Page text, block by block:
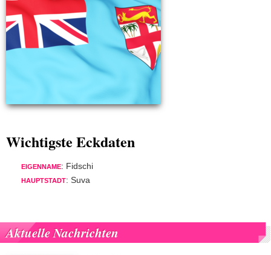
Wichtigste Eckdaten
EIGENNAME: Fidschi
HAUPTSTADT: Suva
Aktuelle Nachrichten